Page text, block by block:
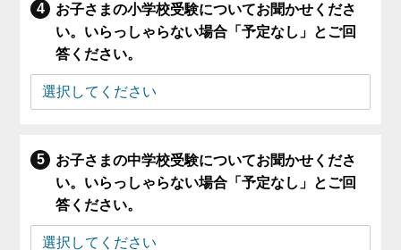
お子さまの小学校受験についてお聞かせくださ
い。いらっしゃらない場合「予定なし」とご回
答ください。
お子さまの中学校受験についてお聞かせくださ
い。いらっしゃらない場合「予定なし」とご回
答ください。